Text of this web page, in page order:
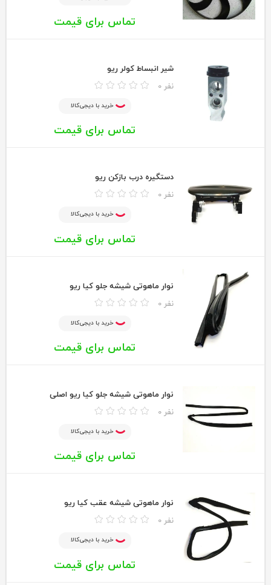
تماس برای قیمت
شیر انبساط کولر ریو
0 نفر
خرید با دیجی‌کالا
تماس برای قیمت
دستگیره درب بازکن ریو
0 نفر
خرید با دیجی‌کالا
تماس برای قیمت
نوار ماهوتی شیشه جلو کیا ریو
0 نفر
خرید با دیجی‌کالا
تماس برای قیمت
نوار ماهوتی شیشه جلو کیا ریو اصلی
0 نفر
خرید با دیجی‌کالا
تماس برای قیمت
نوار ماهوتی شیشه عقب کیا ریو
0 نفر
خرید با دیجی‌کالا
تماس برای قیمت